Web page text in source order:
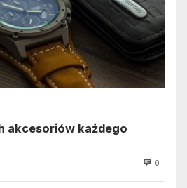
akcesoriów każdego
0